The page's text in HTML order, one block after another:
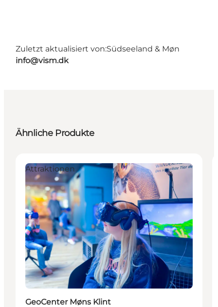
Zuletzt aktualisiert von:Südseeland & Møn
info@vism.dk
Ähnliche Produkte
Attraktionen
GeoCenter Møns Klint